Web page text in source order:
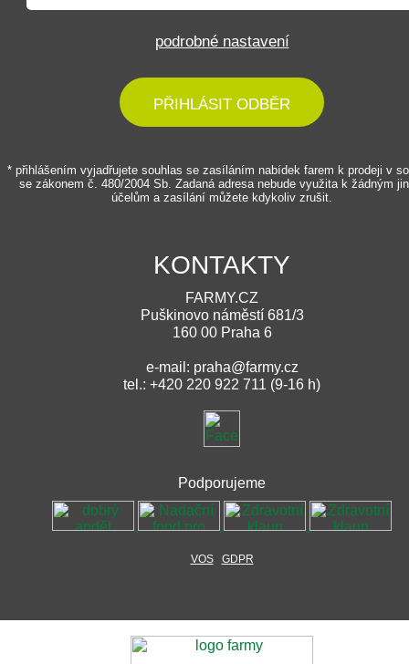
podrobné nastavení
PŘIHLÁSIT ODBĚR
* přihlášením vyjadřujete souhlas se zasíláním nabídek farem k prodeji v
se zákonem č. 480/2004 Sb. Zadaná adresa nebude využita k žádným
účelům a zasílání můžete kdykoliv zrušit.
KONTAKTY
FARMY.CZ
Puškinovo náměstí 681/3
160 00 Praha 6
e-mail: praha@farmy.cz
tel.: +420 220 922 711 (9-16 h)
Podporujeme
VOS GDPR